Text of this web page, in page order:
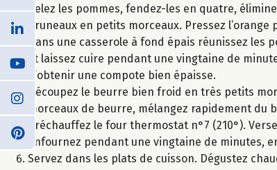
Pelez les pommes, fendez-les en quatre,
pruneaux en petits morceaux. Pressez
Dans une casserole à fond épais réunissez les
et laissez cuire pendant une vingtaine de
d’obtenir une compote bien épaisse.
Découpez le beurre bien froid en très petits
morceaux de beurre, mélangez rapidement
Préchauffez le four thermostat n°7 (210°).
Enfournez pendant une vingtaine de minutes,
Servez dans les plats de cuisson. Dégustez